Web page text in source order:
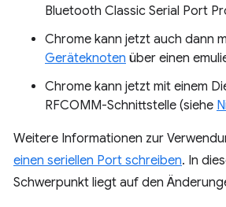
Bluetooth Classic Serial Port
Chrome kann jetzt auch dann
Geräteknoten über einen
Chrome kann jetzt mit einem
RFCOMM-Schnittstelle (siehe
Weitere Informationen zur
einen seriellen Port schreiben. In
Schwerpunkt liegt auf den